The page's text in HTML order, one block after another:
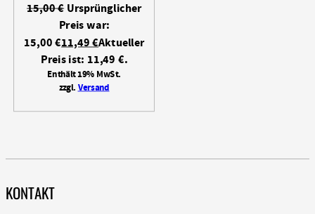
15,00€ Ursprünglicher
Preis war:
15,00 €11,49€Aktueller
Preis ist: 11,49 €.
Enthält 19% MwSt.
zzgl.Versand
KONTAKT